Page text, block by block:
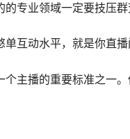
专业领域一定要技压群
互动水平，就是你直播
个主播的重要标准之一